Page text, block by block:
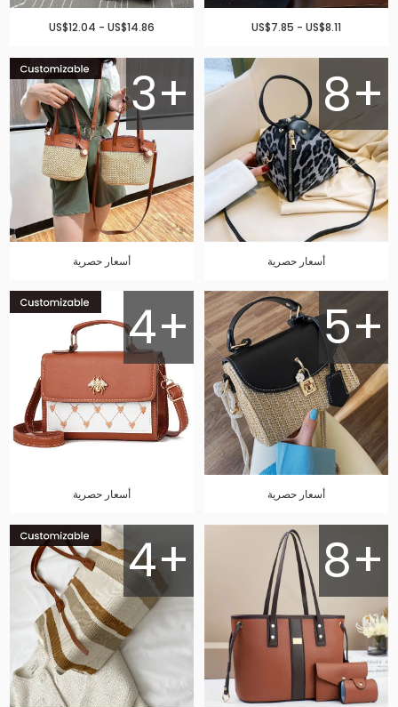
US$7.85 - US$8.11
US$12.04 - US$14.86
8+
أسعار حصرية
3+
أسعار حصرية
5+
أسعار حصرية
4+
أسعار حصرية
8+
4+